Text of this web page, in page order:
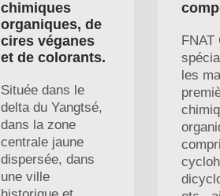
chimiques
organiques, de
cires véganes
et de colorants.
Située dans le
delta du Yangtsé,
dans la zone
centrale jaune
dispersée, dans
une ville
FNAT
les